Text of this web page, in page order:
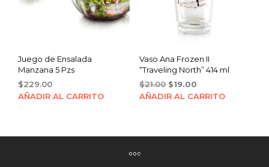
Juego de Ensalada
Manzana 5 Pzs
$229.00
AÑADIR AL CARRITO
Vaso Ana Frozen II
“Traveling North” 414 ml
$21.00 Original
price
$19.00Current
price
AÑADIR AL CARRITO